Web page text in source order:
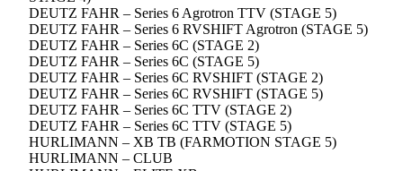
DEUTZ FAHR – Series 6 Agrotron TTV (STAGE 5)
DEUTZ FAHR – Series 6 RVSHIFT Agrotron (STAGE 5)
DEUTZ FAHR – Series 6C (STAGE 2)
DEUTZ FAHR – Series 6C (STAGE 5)
DEUTZ FAHR – Series 6C RVSHIFT (STAGE 2)
DEUTZ FAHR – Series 6C RVSHIFT (STAGE 5)
DEUTZ FAHR – Series 6C TTV (STAGE 2)
DEUTZ FAHR – Series 6C TTV (STAGE 5)
HURLIMANN – XB TB (FARMOTION STAGE 5)
HURLIMANN – CLUB